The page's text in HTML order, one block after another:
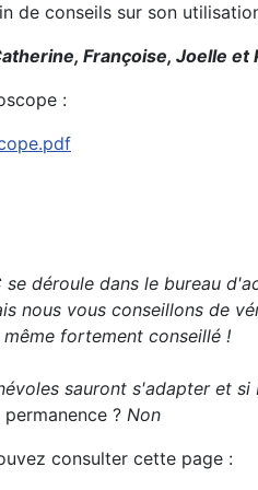
de conseils sur son
Françoise, Joelle
:
se déroule dans le bureau
nous vous conseillons de
même fortement conseillé !
sauront s'adapter et
permanence ? Non
consulter cette page :